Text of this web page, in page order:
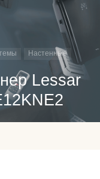
Настенные
Lessar